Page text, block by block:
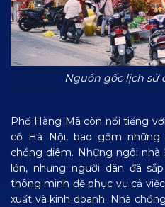
Nguồn gốc lịch sử
Phố Hàng Mã còn nổi tiếng
cổ Hà Nội, bao gồm
chồng diêm. Những ngôi
lớn, nhưng người dân đã
thông minh để phục vụ cả
xuất và kinh doanh. Nhà